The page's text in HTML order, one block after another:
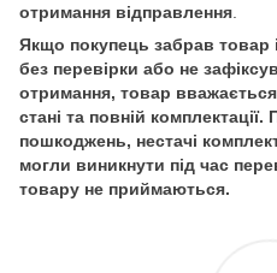
отримання відправлення
Якщо покупець забрав товар
без перевірки або не
отримання, товар
стані та повній
пошкоджень, нестачі
могли виникнути під час
товару не приймаються.